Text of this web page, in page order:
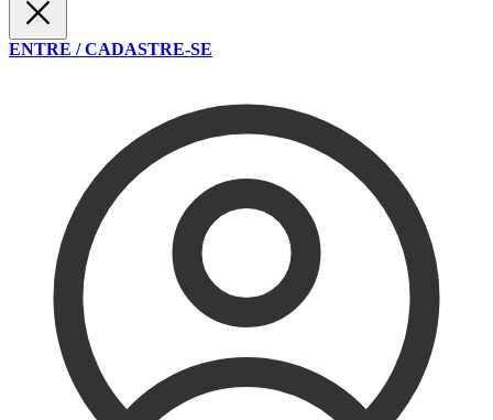
ENTRE / CADASTRE-SE